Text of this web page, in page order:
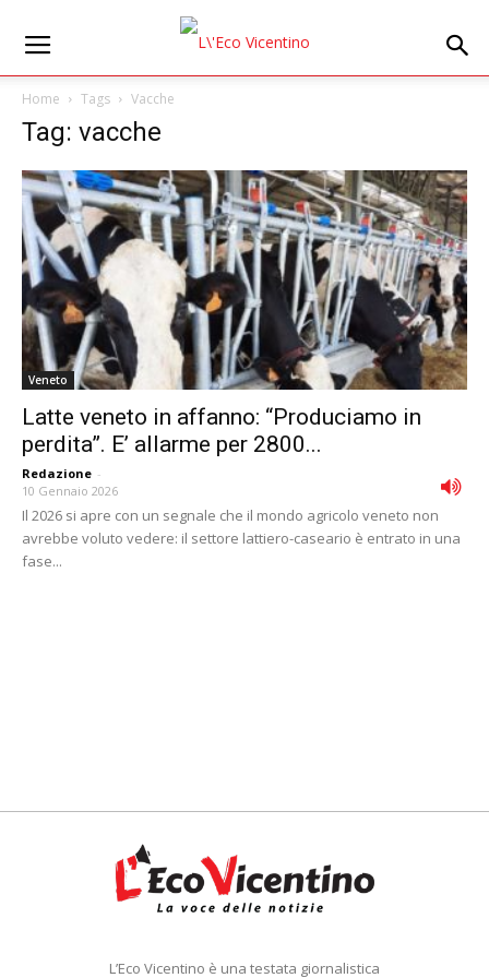
Home Tags Vacche
Tag: vacche
Veneto
Latte veneto in affanno: “Produciamo in
perdita”. E’ allarme per 2800...
Redazione -
10 Gennaio 2026
Il 2026 si apre con un segnale che il mondo agricolo veneto non
avrebbe voluto vedere: il settore lattiero-caseario è entrato in una
fase...
L’Eco Vicentino è una testata giornalistica